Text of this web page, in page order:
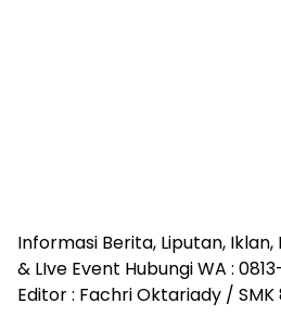
Informasi Berita, Liputan,
& LIve Event Hubungi WA :
Editor : Fachri Oktariady / SMK